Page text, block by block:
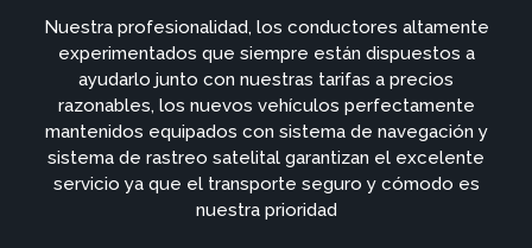
Nuestra profesionalidad, los conductores altamente
experimentados que siempre están dispuestos a
ayudarlo junto con nuestras tarifas a precios
razonables, los nuevos vehículos perfectamente
mantenidos equipados con sistema de navegación y
sistema de rastreo satelital garantizan el excelente
servicio ya que el transporte seguro y cómodo es
nuestra prioridad